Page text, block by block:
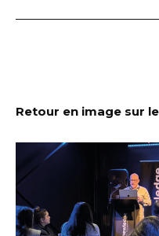
Retour en image sur